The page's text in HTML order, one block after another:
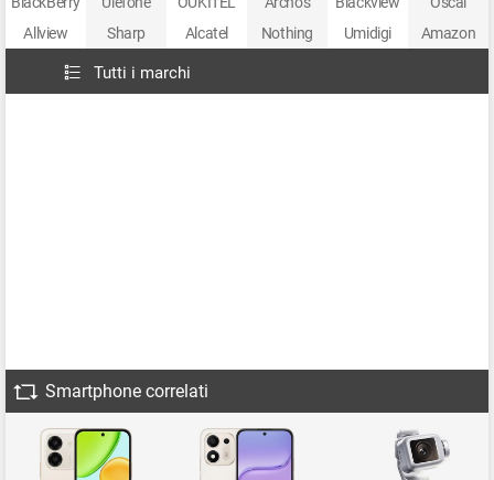
Allview
Sharp Alcatel Nothing Umidigi Amazon
Tutti i marchi
Smartphone correlati